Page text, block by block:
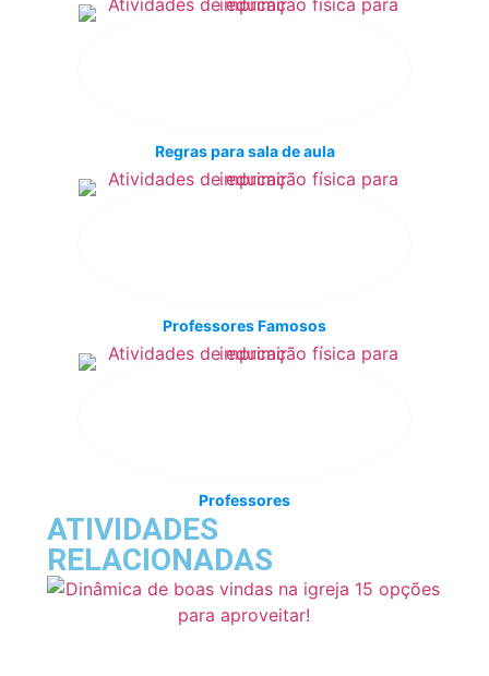
Regras para sala de aula
Professores Famosos
Professores
ATIVIDADES
RELACIONADAS